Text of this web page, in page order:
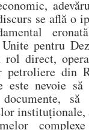
se află o
pentru
rol direct,
petroliere din
este nevoie
documente,
instituționale,